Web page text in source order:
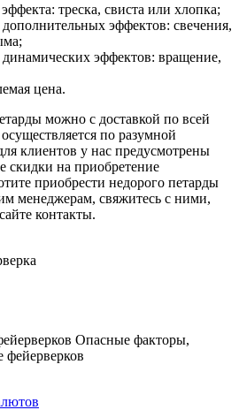
треска, свиста или хлопка;
эффектов: свечения,
эффектов: вращение,
цена.
можно с доставкой по всей
по разумной
клиентов у нас предусмотрены
скидки на приобретение
приобрести недорого петарды
менеджерам, свяжитесь с ними,
контакты.
Опасные факторы,
фейерверков